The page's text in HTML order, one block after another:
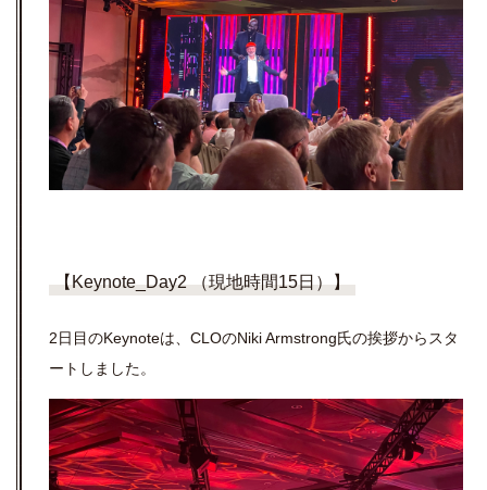
【Keynote_Day2 （現地時間15日）】
2日目のKeynoteは、CLOのNiki Armstrong氏の挨拶からスタ
ートしました。